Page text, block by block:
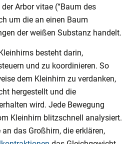
Arbor vitae (“Baum des
um die an einen Baum
der weißen Substanz handelt.
besteht darin,
und zu koordinieren. So
dem Kleinhirn zu verdanken,
hergestellt und die
wird. Jede Bewegung
Kleinhirn blitzschnell analysiert.
das Großhirn, die erklären,